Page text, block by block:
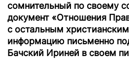
сомнительный по своему
документ «Отношения
с остальным
информацию письменно
Бачский Ириней в своем